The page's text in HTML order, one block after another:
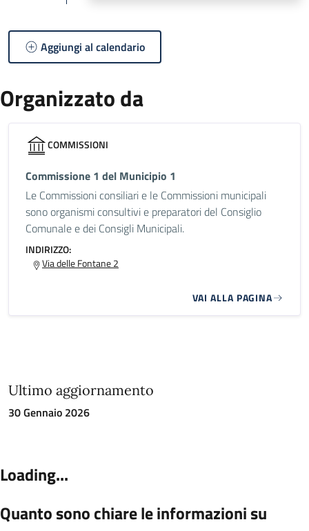
Aggiungi al calendario
Organizzato da
COMMISSIONI
Commissione 1 del Municipio 1
Le Commissioni consiliari e le Commissioni municipali
sono organismi consultivi e preparatori del Consiglio
Comunale e dei Consigli Municipali.
INDIRIZZO:
Via delle Fontane 2
VAI ALLA PAGINA
Ultimo aggiornamento
30 Gennaio 2026